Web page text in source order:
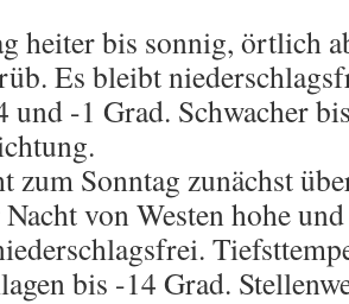
heiter bis sonnig, örtlich
Es bleibt
und -1 Grad. Schwacher
zum Sonntag zunächst
von Westen hohe
bis -14 Grad.